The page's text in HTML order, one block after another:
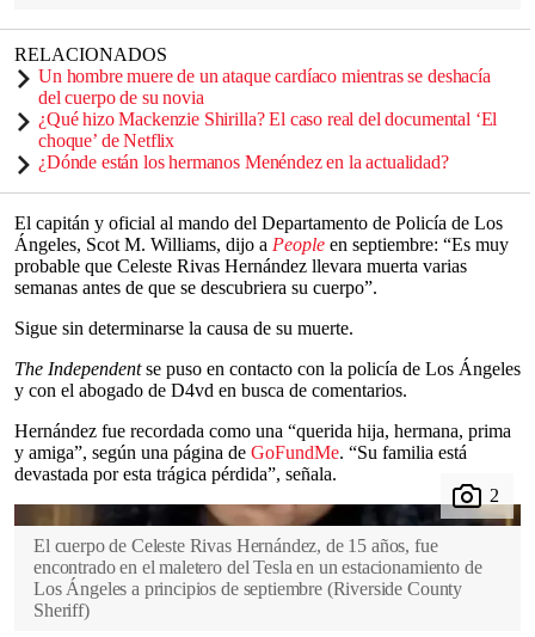
RELACIONADOS
Un hombre muere de un ataque cardíaco mientras se deshacía
del cuerpo de su novia
¿Qué hizo Mackenzie Shirilla? El caso real del documental ‘El
choque’ de Netflix
¿Dónde están los hermanos Menéndez en la actualidad?
El capitán y oficial al mando del Departamento de Policía de Los
Ángeles, Scot M. Williams, dijo a People en septiembre: “Es muy
probable que Celeste Rivas Hernández llevara muerta varias
semanas antes de que se descubriera su cuerpo”.
Sigue sin determinarse la causa de su muerte.
The Independentse puso en contacto con la policía de Los Ángeles
y con el abogado de D4vd en busca de comentarios.
Hernández fue recordada como una “querida hija, hermana, prima
y amiga”, según una página de GoFundMe. “Su familia está
devastada por esta trágica pérdida”, señala.
El cuerpo de Celeste Rivas Hernández, de 15 años, fue
encontrado en el maletero del Tesla en un estacionamiento de
Los Ángeles a principios de septiembre (Riverside County
Sheriff)